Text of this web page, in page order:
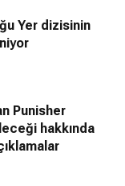
Yer dizisinin
Punisher
hakkında